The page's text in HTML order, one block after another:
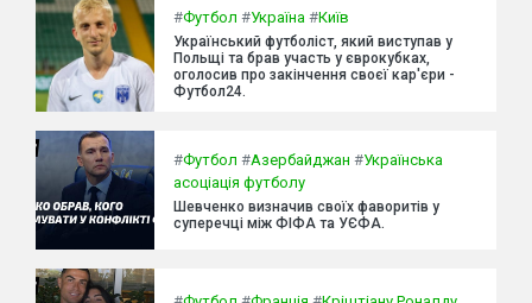
#Футбол #Україна #Київ
Український футболіст, який виступав у
Польщі та брав участь у єврокубках,
оголосив про закінчення своєї кар'єри -
Футбол24.
#Футбол #Азербайджан #Українська
асоціація футболу
Шевченко визначив своїх фаворитів у
суперечці між ФІФА та УЄФА.